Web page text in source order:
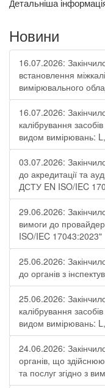
Детальніша
Новини
16.07.2026:
встановлення
вимірювального
16.07.2026:
калібрування
видом вимірювань:
03.07.2026:
до акредитації та
ДСТУ EN ISO/IEC
29.06.2026:
вимоги до
ISO/IEC 17043:2023"
25.06.2026:
до органів з
25.06.2026:
калібрування
видом вимірювань:
24.06.2026:
органів, що
та послуг згідно з